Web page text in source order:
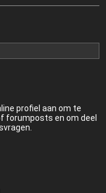
profiel aan om te
forumposts en om deel